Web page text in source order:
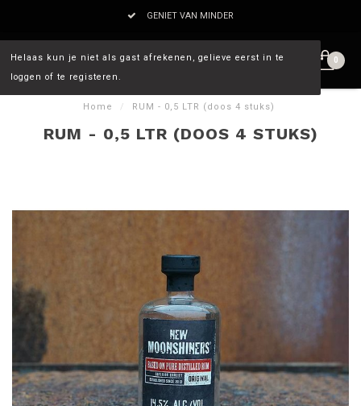
GENIET VAN MINDER
0
Home / RUM - 0,5 LTR (doos 4 stuks)
Helaas kun je niet als gast afrekenen, gelieve eerst in te
loggen of te registeren.
RUM - 0,5 LTR (DOOS 4 STUKS)